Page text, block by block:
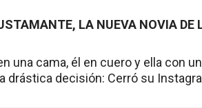
LA NUEVA NOVIA DE
una cama, él en cuero y ella con
drástica decisión: Cerró su